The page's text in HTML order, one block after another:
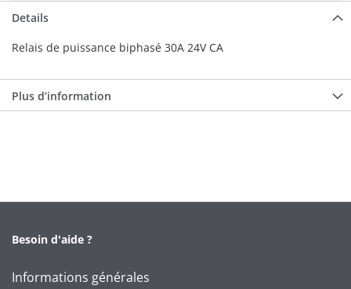
Details
Relais de puissance biphasé 30A 24V CA
Plus d’information
Besoin d'aide ?
Informations générales